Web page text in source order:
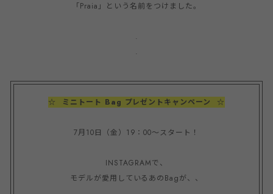
「Praia」という名前をつけました。
.
.
☆  ミニトート Bag プレゼントキャンペーン  ☆
7月10日（金）19：00～スタート！
INSTAGRAMで、
モデルが愛用しているあのBagが、、